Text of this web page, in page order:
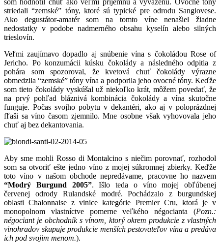
som hodnotil chuť ako veľmi príjemnú a vyváženú. Ovocné tóny
striedali “zemské” tóny, ktoré sú typické pre odrodu Sangiovese.
Ako degustátor-amatér som na tomto víne nenašiel žiadne
nedostatky v podobe nadmerného obsahu kyselín alebo silných
trieslovín.
Veľmi zaujímavo dopadlo aj snúbenie vína s čokoládou Rose of
Jericho. Po konzumácii kúsku čokolády a následného odpitia z
pohára som spozoroval, že kvetová chuť čokolády výrazne
obmedzila “zemské” tóny vína a podporila jeho ovocné tóny. Keďže
som tieto čokolády vyskúšal už niekoľko krát, môžem povedať, že
na prvý pohľad bláznivá kombinácia čokolády a vína skutočne
funguje. Počas svojho pobytu v dekantéri, ako aj v poloprázdnej
fľaši sa víno časom zjemnilo. Mne osobne však vyhovovala jeho
chuť aj bez dekantovania.
Aby sme mohli Rosso di Montalcino s niečim porovnať, rozhodol
som sa otvoriť ešte jedno víno z mojej súkromnej zbierky. Keďže
toto víno v našom obchode nepredávame, pracovne ho nazvem
“Modrý Burgund 2005”. Išlo teda o víno mojej obľúbenej
červenej odrody Rulandské modré. Pochádzalo z burgundskej
oblasti Chalonnaise z vinice kategórie Premier Cru, ktorá je v
monopolnom vlastníctve pomerne veľkého négocianta (Pozn.:
négociant je obchodník s vínom, ktorý okrem produkcie z vlastných
vinohradov skupuje produkcie menších pestovateľov vína a predáva
ich pod svojim menom.).